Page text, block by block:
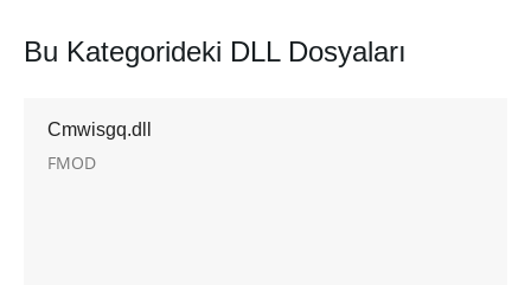
Bu Kategorideki DLL Dosyaları
Cmwisgq.dll
FMOD